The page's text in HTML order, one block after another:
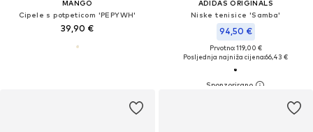
MANGO
Cipele s potpeticom 'PEPYWH'
39,90 €
ADIDAS ORIGINALS
Niske tenisice 'Samba'
94,50 €
Prvotno: 119,00 €
Posljednja najniža cijena:66,43 €